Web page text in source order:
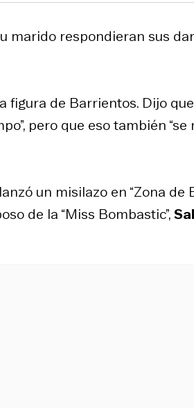
marido respondieran sus
figura de Barrientos. Dijo
pero que eso también “se
un misilazo en “Zona de
de la “Miss Bombastic”,